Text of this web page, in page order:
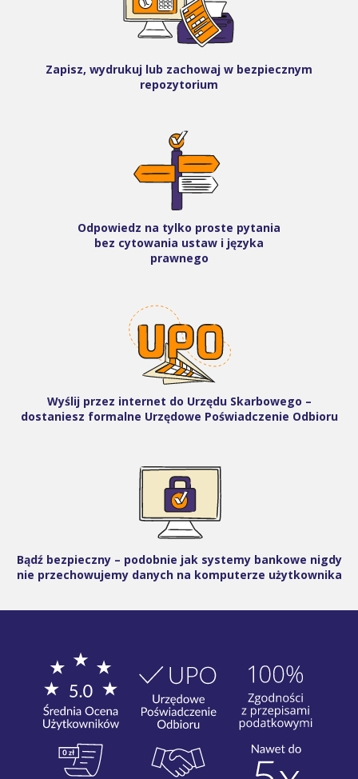
Zapisz, wydrukuj lub zachowaj w bezpiecznym
repozytorium
Odpowiedz na tylko proste pytania
bez cytowania ustaw i języka
prawnego
Wyślij przez internet do Urzędu Skarbowego –
dostaniesz formalne Urzędowe Poświadczenie Odbioru
Bądź bezpieczny – podobnie jak systemy bankowe nigdy
nie przechowujemy danych na komputerze użytkownika